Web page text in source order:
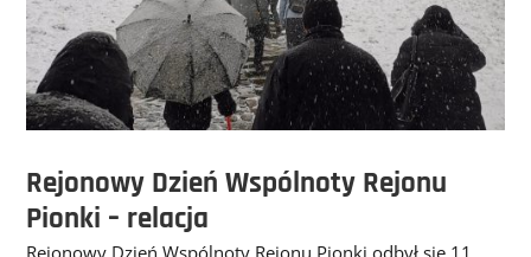
Rejonowy Dzień Wspólnoty Rejonu
Pionki – relacja
Rejonowy Dzień Wspólnoty Rejonu Pionki odbył się 11